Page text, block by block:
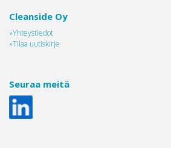
Cleanside Oy
»Yhteystiedot
»Tilaa uutiskirje
Seuraa meitä